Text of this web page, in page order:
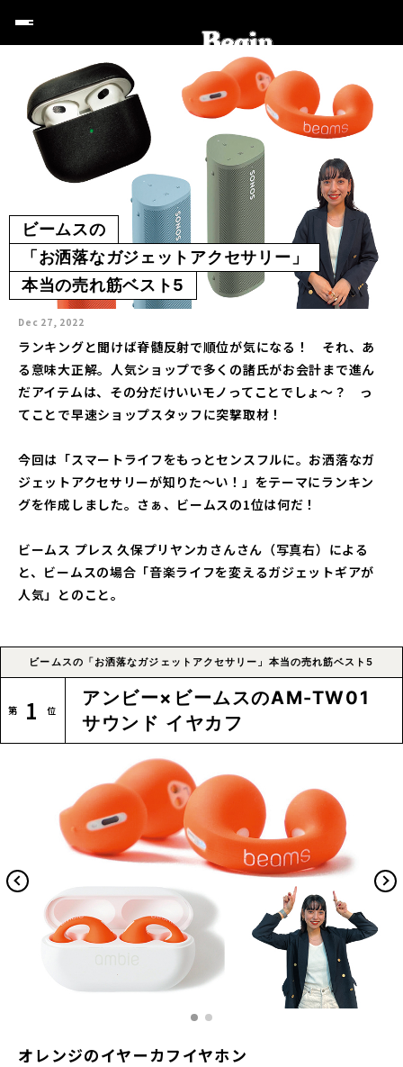
ビームスの
「お洒落なガジェットアクセサリー」
本当の売れ筋ベスト5
Dec 27, 2022
ランキングと聞けば脊髄反射で順位が気になる！ それ、あ
る意味大正解。人気ショップで多くの諸氏がお会計まで進ん
だアイテムは、その分だけいいモノってことでしょ〜？ っ
てことで早速ショップスタッフに突撃取材！
今回は「スマートライフをもっとセンスフルに。お洒落なガ
ジェットアクセサリーが知りた〜い！」をテーマにランキン
グを作成しました。さぁ、ビームスの1位は何だ！
ビームス プレス 久保プリヤンカさんさん（写真右）による
と、ビームスの場合「音楽ライフを変えるガジェットギアが
人気」とのこと。
ビームスの「お洒落なガジェットアクセサリー」本当の売れ筋ベスト5
1
アンビー×ビームスのAM-TW01
サウンド イヤカフ
オレンジのイヤーカフイヤホン